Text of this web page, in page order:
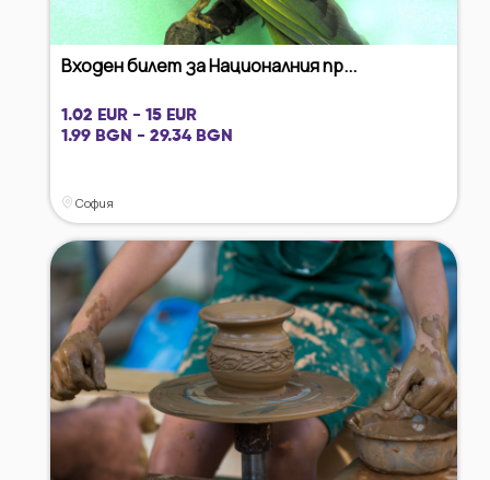
Входен билет за Националния пр...
1.02 EUR - 15 EUR
1.99 BGN - 29.34 BGN
София